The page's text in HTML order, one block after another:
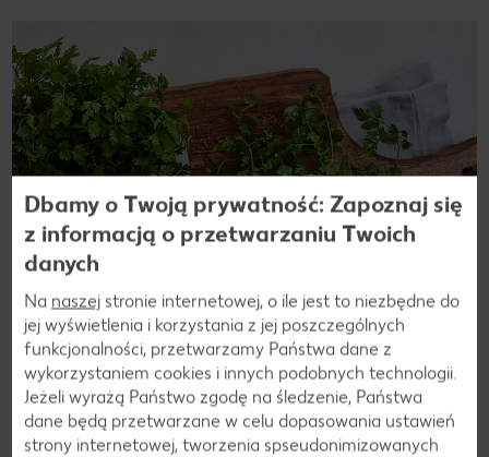
Dbamy o Twoją prywatność: Zapoznaj się
z informacją o przetwarzaniu Twoich
danych
Na naszej stronie internetowej, o ile jest to niezbędne do
jej wyświetlenia i korzystania z jej poszczególnych
funkcjonalności, przetwarzamy Państwa dane z
wykorzystaniem cookies i innych podobnych technologii.
Jeżeli wyrażą Państwo zgodę na śledzenie, Państwa
dane będą przetwarzane w celu dopasowania ustawień
strony internetowej, tworzenia spseudonimizowanych